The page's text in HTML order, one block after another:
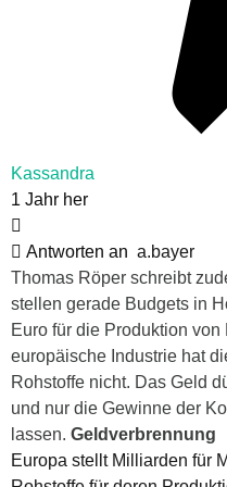
Kassandra
1 Jahr her
Antworten an a.bayer
Thomas Röper schreibt
stellen gerade Budgets in
Euro für die Produktion
europäische Industrie hat
Rohstoffe nicht. Das Geld
und nur die Gewinne der
lassen. Geldverbrennung
Europa stellt Milliarden für